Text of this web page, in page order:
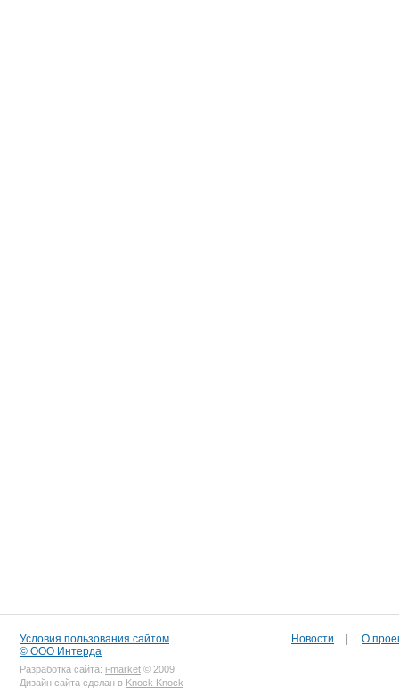
Условия пользования сайтом
© ООО Интерда
Разработка сайта: i-market © 2009
Дизайн сайта сделан в Knock Knock
Новости О